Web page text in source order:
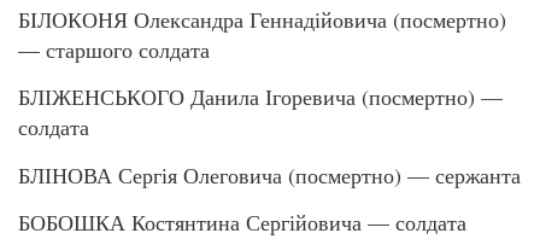
БІЛОКОНЯ Олександра Геннадійовича (посмертно)
— старшого солдата
БЛІЖЕНСЬКОГО Данила Ігоревича (посмертно) —
солдата
БЛІНОВА Сергія Олеговича (посмертно) — сержанта
БОБОШКА Костянтина Сергійовича — солдата